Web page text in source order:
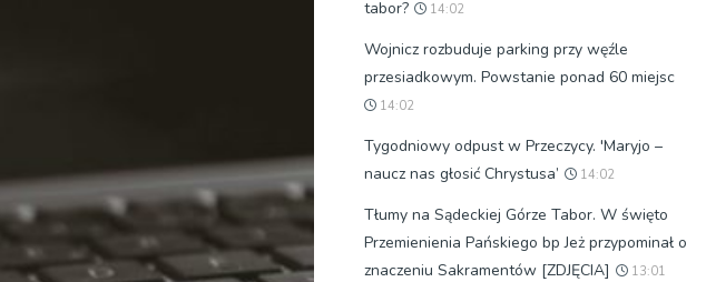
tabor?
14:02
Wojnicz rozbuduje parking przy węźle
przesiadkowym. Powstanie ponad 60 miejsc
14:02
Tygodniowy odpust w Przeczycy. 'Maryjo –
naucz nas głosić Chrystusa’
14:02
Tłumy na Sądeckiej Górze Tabor. W święto
Przemienienia Pańskiego bp Jeż przypominał o
znaczeniu Sakramentów [ZDJĘCIA]
13:01